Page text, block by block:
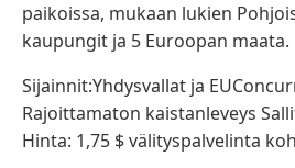
paikoissa, mukaan lukien
kaupungit ja 5 Euroopan maata.
Sijainnit:Yhdysvallat ja
Rajoittamaton kaistanleveys
Hinta: 1,75 $ välityspalvelinta